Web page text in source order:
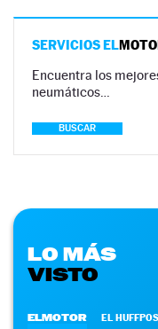
SERVICIOS EL
Encuentra los
neumáticos…
BUSCAR
LO MÁS
VISTO
ELMOTOR EL